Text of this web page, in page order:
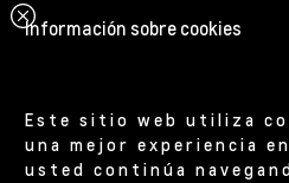
Información sobre cookies
Este sitio web utiliza
una mejor experiencia
usted continúa